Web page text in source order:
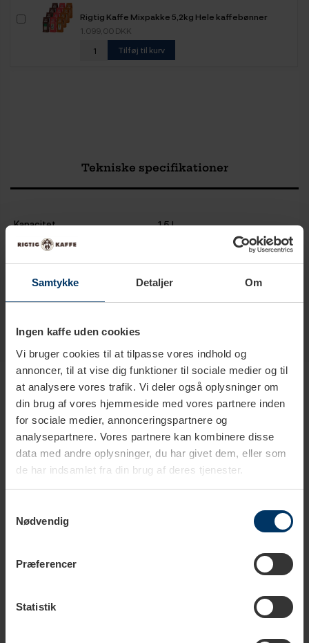
Samtykke Detaljer Om
Ingen kaffe uden cookies
Vi bruger cookies til at tilpasse vores indhold og
annoncer, til at vise dig funktioner til sociale medier og til
at analysere vores trafik. Vi deler også oplysninger om
din brug af vores hjemmeside med vores partnere inden
for sociale medier, annonceringspartnere og
analysepartnere. Vores partnere kan kombinere disse
data med andre oplysninger, du har givet dem, eller som
de har indsamlet fra din brug af deres tjenester.
Nødvendig
Præferencer
Statistik
Rigtig Kaffe Mixpakke 5,2kg Hele kaffebønner
1.099,00 DKK
Tilføj til kurv
Tekniske specifikationer
Kapacitet 1,5 L
Produkter i samme kategori
House of Barista Proff
Motta Aurora Mælkekande